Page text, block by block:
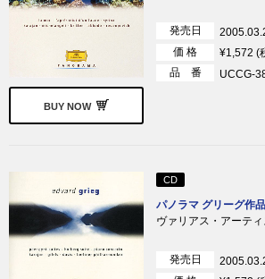
BUY NOW
発売日
価 格
¥1,572 (
品 番
UCCG-
CD
パノラマ グリーグ作
ヴァリアス・アーティ
発売日